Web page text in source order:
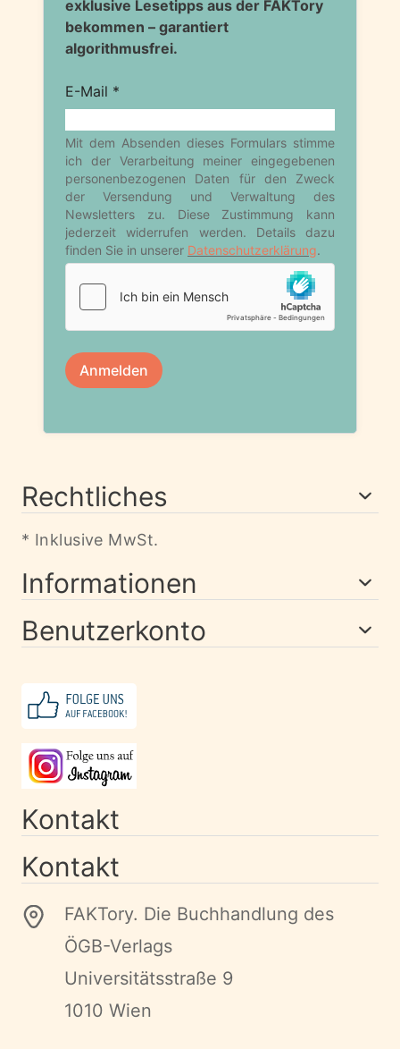
Rechtliches
* Inklusive MwSt.
Informationen
Benutzerkonto
Kontakt
Kontakt
FAKTory. Die Buchhandlung des
ÖGB-Verlags
Universitätsstraße 9
1010 Wien